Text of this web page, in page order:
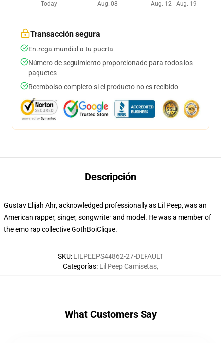
Today
Aug. 08
Aug. 12 - Aug. 19
Transacción segura
Entrega mundial a tu puerta
Número de seguimiento proporcionado para todos los
paquetes
Reembolso completo si el producto no es recibido
Descripción
Gustav Elijah Åhr, acknowledged professionally as Lil Peep, was an
American rapper, singer, songwriter and model. He was a member of
the emo rap collective GothBoiClique.
SKU: LILPEEPS44862-27-DEFAULT
Categorías: Lil Peep Camisetas,
What Customers Say